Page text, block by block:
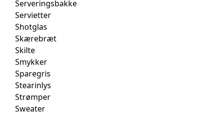
Serveringsbakke
Servietter
Shotglas
Skærebræt
Skilte
Smykker
Sparegris
Stearinlys
Strømper
Sweater